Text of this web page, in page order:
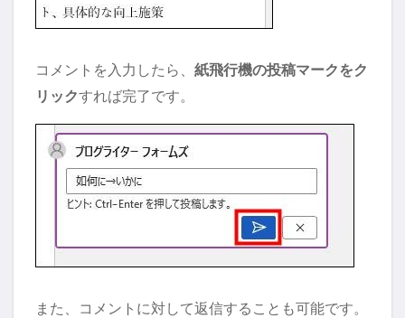
コメントを入力したら、 紙飛行機の投稿マークをク
リックすれば完了です。
また、コメントに対して返信することも可能です。